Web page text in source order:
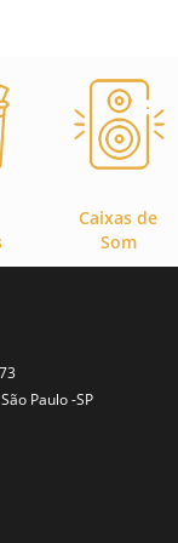
Caixas de
Som
São Paulo -SP